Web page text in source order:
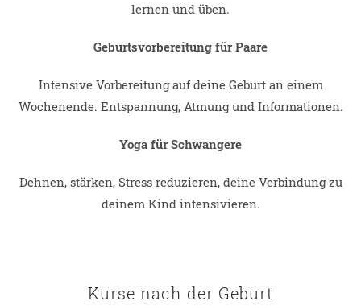
lernen und üben.
Geburtsvorbereitung für Paare
Intensive Vorbereitung auf deine Geburt an einem
Wochenende. Entspannung, Atmung und Informationen.
Yoga für Schwangere
Dehnen, stärken, Stress reduzieren, deine Verbindung zu
deinem Kind intensivieren.
Kurse nach der Geburt